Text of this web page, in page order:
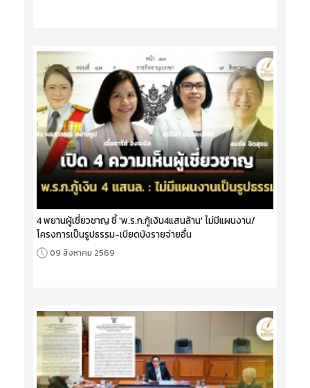
4 พยานผู้เชี่ยวชาญ ชี้ 'พ.ร.ก.กู้เงิน4แสนล้าน' ไม่มีแผนงาน/
โครงการเป็นรูปธรรม-เบียดบังรายจ่ายอื่น
09 สิงหาคม 2569